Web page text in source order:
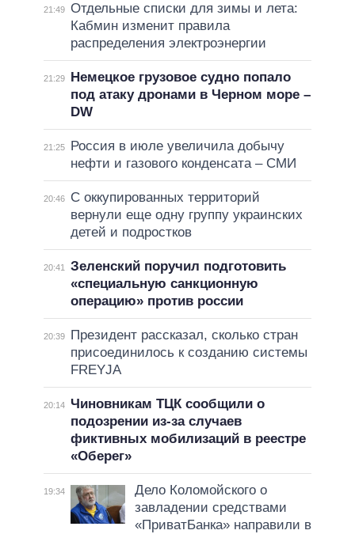
21:49 Отдельные списки для зимы и лета:
Кабмин изменит правила
распределения электроэнергии
21:29
Немецкое грузовое судно попало
под атаку дронами в Черном море –
DW
21:25
Россия в июле увеличила добычу
нефти и газового конденсата – СМИ
20:46
С оккупированных территорий
вернули еще одну группу украинских
детей и подростков
20:41
Зеленский поручил подготовить
«специальную санкционную
операцию» против россии
20:39
Президент рассказал, сколько стран
присоединилось к созданию системы
FREYJA
20:14
Чиновникам ТЦК сообщили о
подозрении из-за случаев
фиктивных мобилизаций в реестре
«Оберег»
19:34
Дело Коломойского о
завладении средствами
«ПриватБанка» направили в